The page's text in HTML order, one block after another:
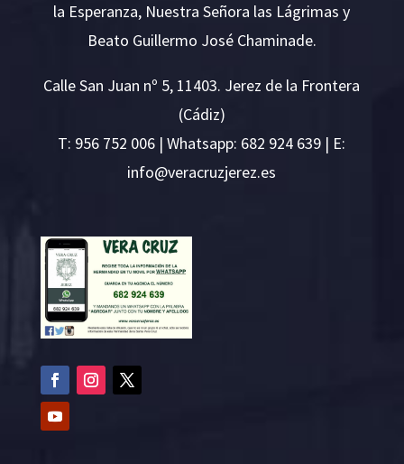
la Esperanza, Nuestra Señora las Lágrimas y
Beato Guillermo José Chaminade.
Calle San Juan nº 5, 11403. Jerez de la Frontera
(Cádiz)
T: 956 752 006 | Whatsapp: 682 924 639 | E:
se.ze
rejzu
rcare
v@ofn
i